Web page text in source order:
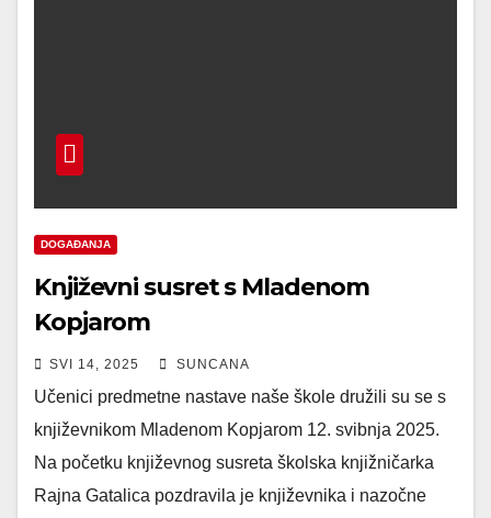
DOGAĐANJA
Književni susret s Mladenom
Kopjarom
SVI 14, 2025 SUNCANA
Učenici predmetne nastave naše škole družili su se s
književnikom Mladenom Kopjarom 12. svibnja 2025.
Na početku književnog susreta školska knjižničarka
Rajna Gatalica pozdravila je književnika i nazočne